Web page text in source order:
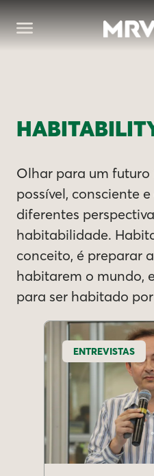
Olhar para um futuro
possível, consciente
diferentes
habitabilidade.
conceito, é preparar
habitarem o mundo,
para ser habitado
ENTREVISTAS